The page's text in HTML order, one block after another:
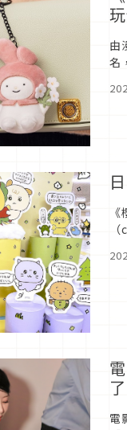
由
名
電